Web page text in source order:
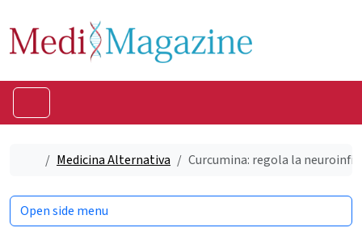
HomeMedicina Alternativa Curcumina: regola la
Open side menu